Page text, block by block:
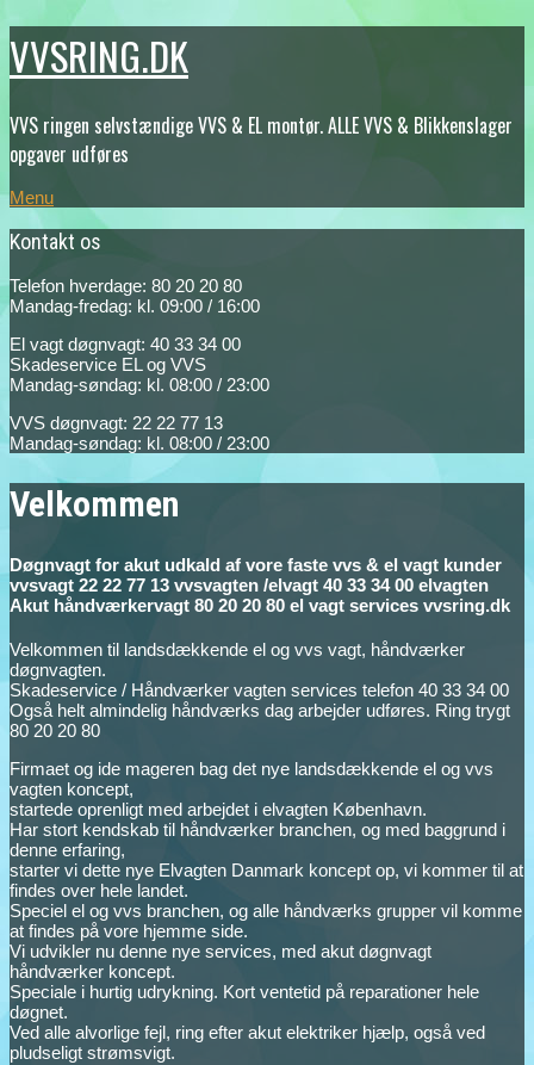
VVSRING.DK
VVS ringen selvstændige VVS & EL montør. ALLE VVS & Blikkenslager
opgaver udføres
Menu
Kontakt os
Telefon hverdage: 80 20 20 80
Mandag-fredag: kl. 09:00 / 16:00
El vagt døgnvagt: 40 33 34 00
Skadeservice EL og VVS
Mandag-søndag: kl. 08:00 / 23:00
VVS døgnvagt: 22 22 77 13
Mandag-søndag: kl. 08:00 / 23:00
Velkommen
Døgnvagt for akut udkald af vore faste vvs & el vagt kunder
vvsvagt 22 22 77 13 vvsvagten /elvagt 40 33 34 00 elvagten
Akut håndværkervagt 80 20 20 80 el vagt services vvsring.dk
Velkommen til landsdækkende el og vvs vagt, håndværker
døgnvagten.
Skadeservice / Håndværker vagten services telefon 40 33 34 00
Også helt almindelig håndværks dag arbejder udføres. Ring trygt
80 20 20 80
Firmaet og ide mageren bag det nye landsdækkende el og vvs
vagten koncept,
startede oprenligt med arbejdet i elvagten København.
Har stort kendskab til håndværker branchen, og med baggrund i
denne erfaring,
starter vi dette nye Elvagten Danmark koncept op, vi kommer til at
findes over hele landet.
Speciel el og vvs branchen, og alle håndværks grupper vil komme
at findes på vore hjemme side.
Vi udvikler nu denne nye services, med akut døgnvagt
håndværker koncept.
Speciale i hurtig udrykning. Kort ventetid på reparationer hele
døgnet.
Ved alle alvorlige fejl, ring efter akut elektriker hjælp, også ved
pludseligt strømsvigt.